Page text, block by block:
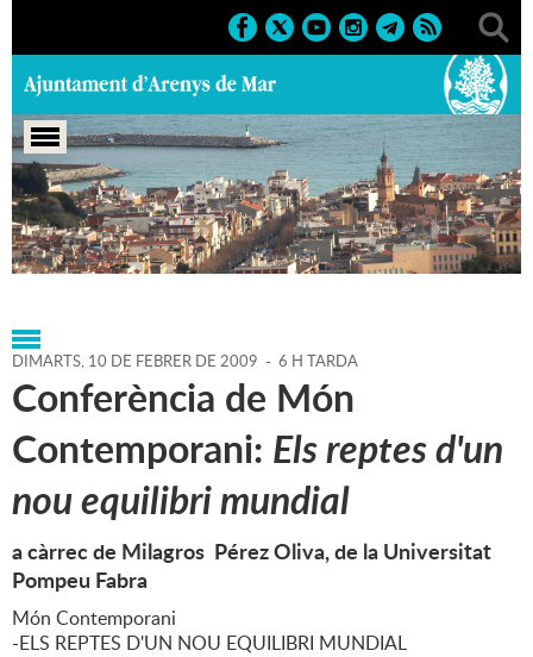
Portada > Agenda > 10-02-
2009 > Marcs > Culturals > 2009 > Conferències '09
DIMARTS, 10 DE FEBRER DE 2009 - 6 H TARDA
Conferència de Món
Contemporani: Els reptes d'un
nou equilibri mundial
a càrrec de Milagros Pérez Oliva, de la Universitat
Pompeu Fabra
Món Contemporani
-ELS REPTES D'UN NOU EQUILIBRI MUNDIAL